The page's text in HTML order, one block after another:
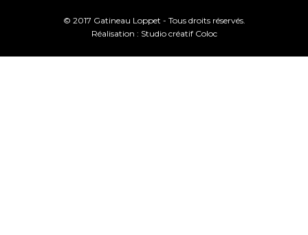
© 2017 Gatineau Loppet - Tous droits réservés.
Réalisation : Studio créatif Coloc